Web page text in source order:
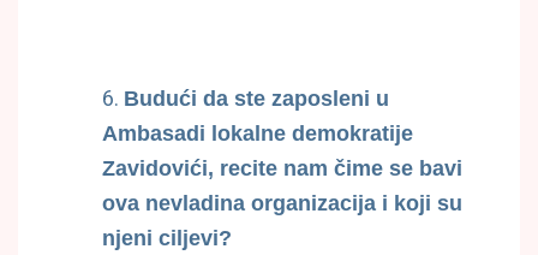
Budući da ste zaposleni u
Ambasadi lokalne demokratije
Zavidovići, recite nam čime se bavi
ova nevladina organizacija i koji su
njeni ciljevi?